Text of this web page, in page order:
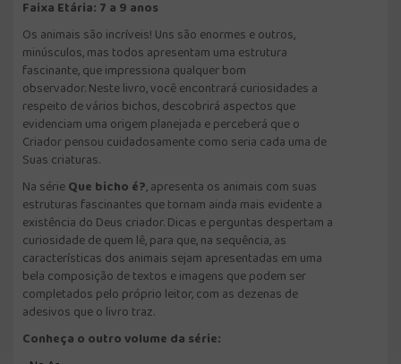
Faixa Etária: 7 a 9 anos
Os animais são incríveis! Uns são enormes e outros,
minúsculos, mas todos apresentam uma estrutura
fascinante, que impressiona qualquer bom
observador. Neste livro, você encontrará curiosidades a
respeito de vários bichos, descobrirá aspectos que
evidenciam uma origem planejada e perceberá que o
Criador pensou cuidadosamente como seria cada uma de
Suas criaturas.
Na sérieQue bicho é?, apresenta os animais com suas
estruturas fascinantes que tornam ainda mais evidente a
existência do Deus criador. Dicas e perguntas despertam a
curiosidade de quem lê, para que, na sequência, as
características dos animais sejam apresentadas em uma
bela composição de textos e imagens que podem ser
completados pelo próprio leitor, com as dezenas de
adesivos que o livro traz.
Conheça o outro volume da série: